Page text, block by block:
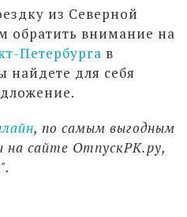
из Северной
обратить внимание на
Петербурга в
найдете для себя
, по самым выгодным
на сайте ОтпускРК.ру,